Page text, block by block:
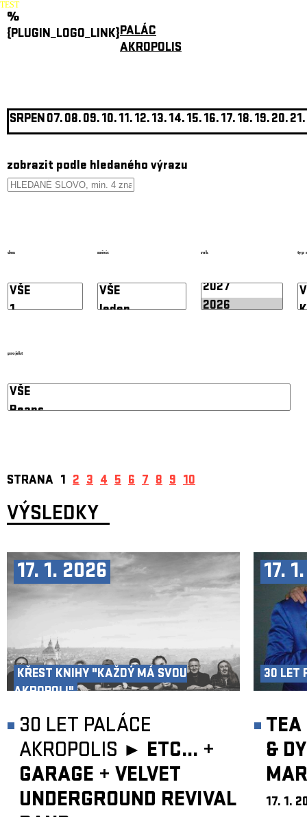
TEST
%
{PLUGIN_LOGO_LINK}PALÁC
AKROPOLIS
SRPEN07.08.09.10.11.12.13.14.15.16.17.18.19.20.21.
zobrazit podle hledaného výrazu
den měsíc rok typ
projekt
STRANA 1 2 3 4 5 6 7 8 9 10
VÝSLEDKY
17. 1. 2026
KŘEST KNIHY "KAŽDÝ MÁ SVOU
AKROPOLI"
30 LET PALÁCE
AKROPOLIS ► ETC... +
GARAGE + VELVET
UNDERGROUND REVIVAL
17.
30 LET
TEA
&
17. 1.